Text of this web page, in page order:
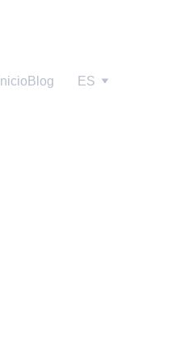
Inicio Blog ES